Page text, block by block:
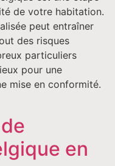
de votre habitation.
peut entraîner
des risques
particuliers
pour une
mise en conformité.
en